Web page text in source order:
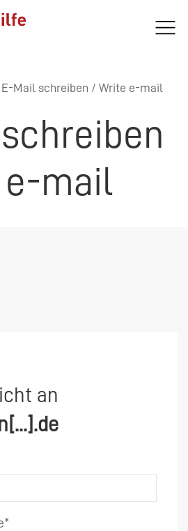
E-Mail schreiben / Write e-mail
mail
an